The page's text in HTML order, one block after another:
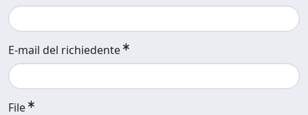
E-mail del richiedente
File